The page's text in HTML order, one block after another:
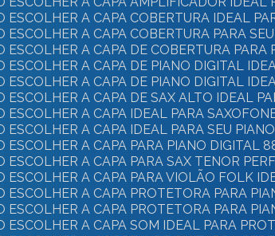
ESCOLHER A CAPA COBERTURA IDEAL
ESCOLHER A CAPA COBERTURA PARA
ESCOLHER A CAPA DE COBERTURA
ESCOLHER A CAPA DE PIANO DIGITAL
ESCOLHER A CAPA DE PIANO DIGITAL
ESCOLHER A CAPA DE SAX ALTO IDEAL
ESCOLHER A CAPA IDEAL PARA
ESCOLHER A CAPA IDEAL PARA SEU
ESCOLHER A CAPA PARA PIANO DIGITAL
ESCOLHER A CAPA PARA SAX TENOR
ESCOLHER A CAPA PARA VIOLÃO FOLK
ESCOLHER A CAPA PROTETORA PARA
ESCOLHER A CAPA PROTETORA PARA
ESCOLHER A CAPA SOM IDEAL PARA